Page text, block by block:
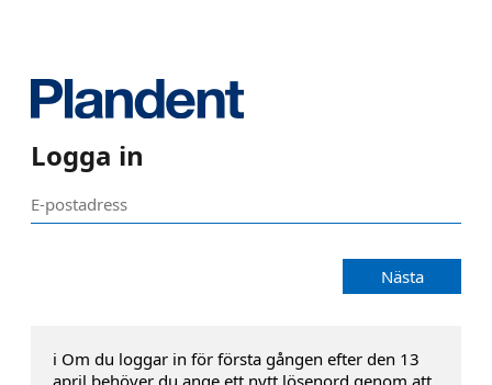
Logga in
Nästa
ℹ️ Om du loggar in för första gången efter den 13
april behöver du ange ett nytt lösenord genom att